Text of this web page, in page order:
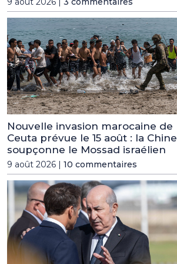
Nouvelle invasion marocaine de
Ceuta prévue le 15 août : la Chine
soupçonne le Mossad israélien
9 août 2026 | 10 commentaires